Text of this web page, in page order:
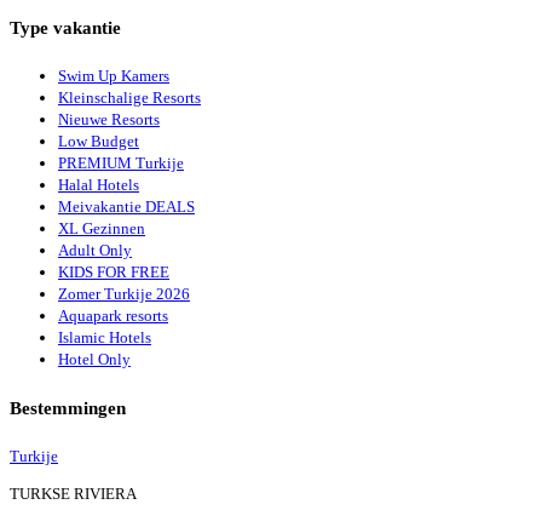
Type vakantie
Swim Up Kamers
Kleinschalige Resorts
Nieuwe Resorts
Low Budget
PREMIUM Turkije
Halal Hotels
Meivakantie DEALS
XL Gezinnen
Adult Only
KIDS FOR FREE
Zomer Turkije 2026
Aquapark resorts
Islamic Hotels
Hotel Only
Bestemmingen
Turkije
TURKSE RIVIERA